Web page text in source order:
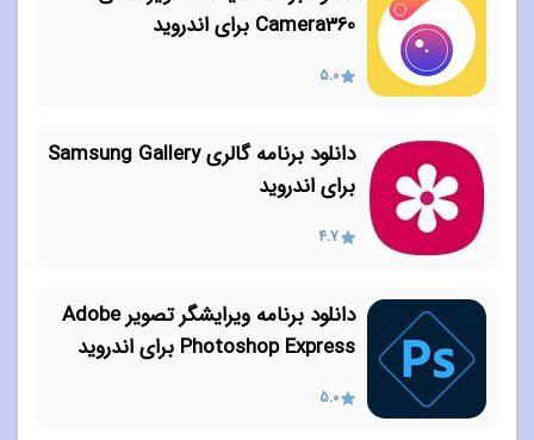
Camera360 برای اندروید
5.0
دانلود برنامه گالری Samsung Gallery
برای اندروید
4.7
دانلود برنامه ویرایشگر تصویر Adobe
Photoshop Express برای اندروید
5.0